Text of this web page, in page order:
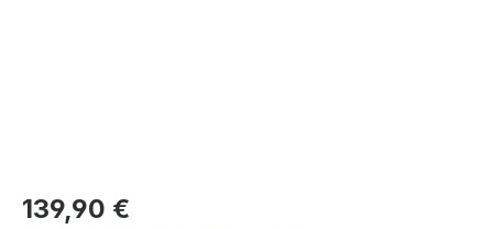
Regulärer Preis:
139,90 €